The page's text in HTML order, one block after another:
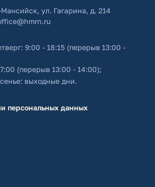
ул. Гагарина, д. 214
9:00 - 18:15 (перерыв 13:00 -
(перерыв 13:00 - 14:00);
выходные дни.
персональных данных